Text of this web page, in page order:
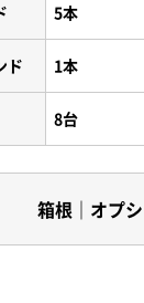
5本
ド 1本
8台
箱根｜オプ